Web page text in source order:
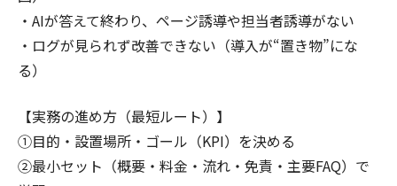
・AIが答えて終わり、ページ誘導や担当者誘導がない
・ログが見られず改善できない（導入が“置き物”にな
る）
【実務の進め方（最短ルート）】
①目的・設置場所・ゴール（KPI）を決める
②最小セット（概要・料金・流れ・免責・主要FAQ）で